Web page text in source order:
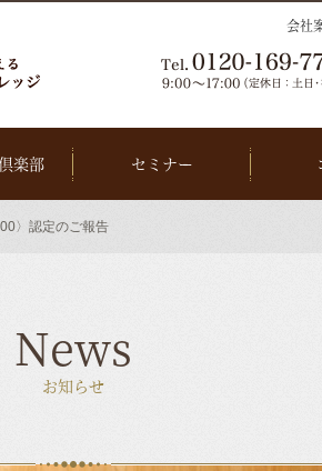
会社
楽部 セミナー
〉認定のご報告
News
お知らせ